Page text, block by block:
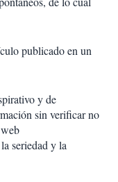
publicado en un
y de
sin verificar no
seriedad y la